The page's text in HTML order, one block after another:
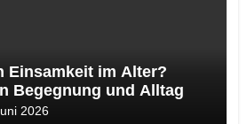
Einsamkeit im Alter?
Begegnung und Alltag
2026